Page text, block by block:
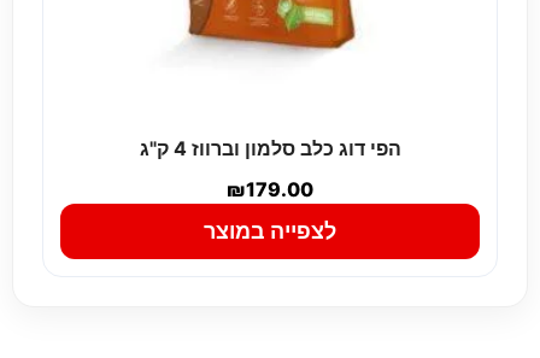
הפי דוג כלב סלמון וברווז 4 ק"ג
₪179.00
לצפייה במוצר